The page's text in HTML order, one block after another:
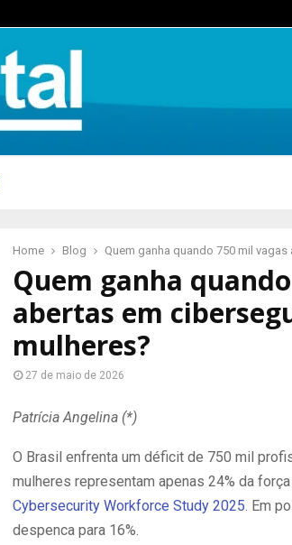
Home Blog Quem ganha quando 750 mil
Quem ganha
abertas em
mulheres?
27 de maio de 2026
Patrícia Angelina (*)
O Brasil enfrenta um déficit de 750 mil
mulheres representam apenas 24% da
Cybersecurity Workforce Study 2025 . Em
despenca para 16%.